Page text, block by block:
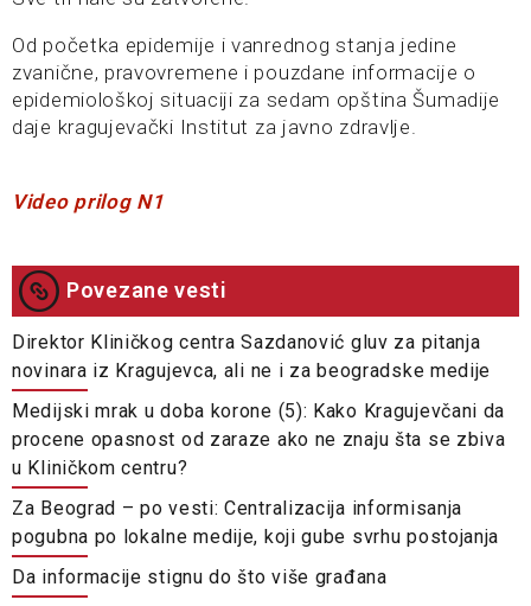
Od početka epidemije i vanrednog stanja jedine
zvanične, pravovremene i pouzdane informacije o
epidemiološkoj situaciji za sedam opština Šumadije
daje kragujevački Institut za javno zdravlje.
Video prilog N1
Povezane vesti
Direktor Kliničkog centra Sazdanović gluv za pitanja
novinara iz Kragujevca, ali ne i za beogradske medije
Medijski mrak u doba korone (5): Kako Kragujevčani da
procene opasnost od zaraze ako ne znaju šta se zbiva
u Kliničkom centru?
Za Beograd – po vesti: Centralizacija informisanja
pogubna po lokalne medije, koji gube svrhu postojanja
Da informacije stignu do što više građana